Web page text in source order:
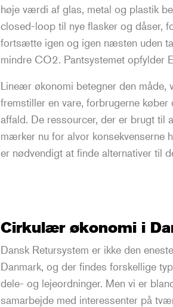
høje værdi af glas, metal og plastik
closed-loop til nye flasker og dåser,
fortsætte igen og igen næsten uden
mindre CO2. Pantsystemet opfylder
Lineær økonomi betegner den måde,
fremstiller en vare, forbrugerne
affald. De ressourcer, der er brugt til
mærker nu for alvor konsekvenserne
er nødvendigt at finde alternativer til
Cirkulær økonomi i
Dansk Retursystem er ikke den
Danmark, og der findes forskellige
dele- og lejeordninger. Men vi er
samarbejde med interessenter på